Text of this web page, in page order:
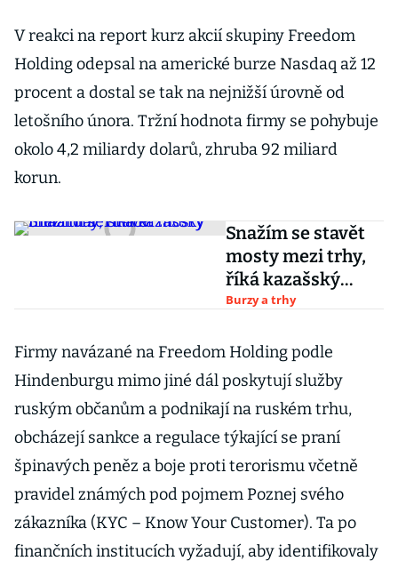
V reakci na report kurz akcií skupiny Freedom
Holding odepsal na americké burze Nasdaq až 12
procent a dostal se tak na nejnižší úrovně od
letošního února. Tržní hodnota firmy se pohybuje
okolo 4,2 miliardy dolarů, zhruba 92 miliard
korun.
Snažím se stavět
mosty mezi trhy,
říká kazašský
miliardář Turlov
Burzy a trhy
Firmy navázané na Freedom Holding podle
Hindenburgu mimo jiné dál poskytují služby
ruským občanům a podnikají na ruském trhu,
obcházejí sankce a regulace týkající se praní
špinavých peněz a boje proti terorismu včetně
pravidel známých pod pojmem Poznej svého
zákazníka (KYC – Know Your Customer). Ta po
finančních institucích vyžadují, aby identifikovaly